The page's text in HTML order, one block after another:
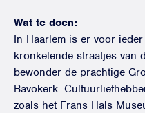
Wat te doen:
In Haarlem is er voor
kronkelende straatjes van
bewonder de prachtige
Bavokerk.
zoals het Frans Hals